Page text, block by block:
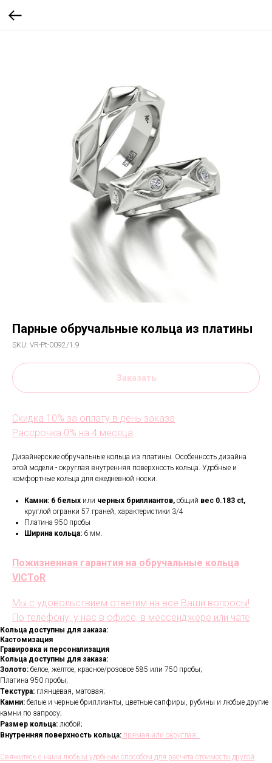
Парные обручальные кольца из платины
SKU: VR-Pt-0092/1.9
Заказать
Скидка 10% за оплату в день заказа
Рассрочка 0% на 4 месяца
Дизайнерские обручальные кольца из платины. Особенность дизайна
этой модели - округлая внутренняя поверхность кольца. Удобные и
комфортные кольца для ежедневной носки.
Камни: 6 белых или черных бриллиантов, общий вес 0.183 ct,
круглой огранки 57 граней, характеристики 3/4
Платина 950 пробы
Ширина кольца: 6 мм.
Пожизненная гарантия на обручальные кольца
VICToR
Мы с удовольствием ответим на все Ваши вопросы!
По телефону, у нас в офисе, в мессенджере или чате
Кольца доступны для заказа:
Кастомизация
Гравировка и персонализация
Кольца доступны для заказа:
Золото: белое, желтое, красное/розовое 585 или 750 пробы;
Платина 950 пробы;
Текстура: глянцевая, матовая;
Камни: белые и черные бриллианты, цветные сапфиры, рубины и любые другие
камни по запросу;
Размер кольца: любой;
Внутренняя поверхность кольца: прямая или округлая.
Свяжитесь с нами любым удобным способом для расчета стоимости другой